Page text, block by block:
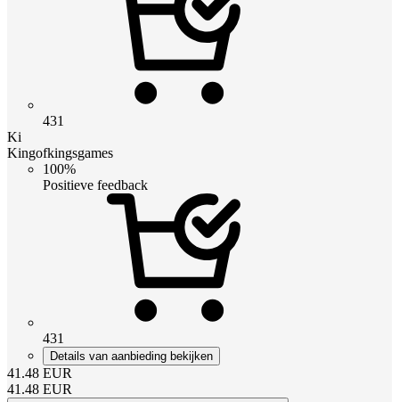
431
Ki
Kingofkingsgames
100%
Positieve feedback
431
Details van aanbieding bekijken
41.48 EUR
41.48 EUR